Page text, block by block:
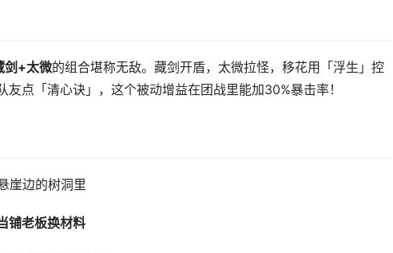
剑+太微的组合堪称无敌。藏剑开盾，太微拉怪，移花用「浮生」控
点「清心诀」，这个被动增益在团战里能加30%暴击率！
崖边的树洞里
铺老板换材料